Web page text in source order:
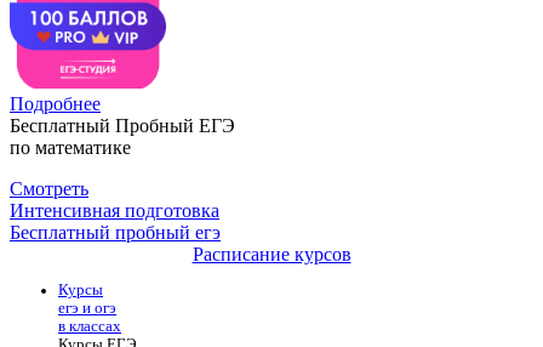
Подробнее
Бесплатный Пробный ЕГЭ
по математике
Смотреть
Интенсивная подготовка
Бесплатный пробный егэ
Расписание курсов
Курсы
егэ и огэ
в классах